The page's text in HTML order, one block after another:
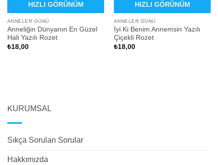
HIZLI GÖRÜNÜM
ANNELER GÜNÜ
Anneliğin Dünyanın En Güzel
Hali Yazılı Rozet
₺18,00
HIZLI GÖRÜNÜM
ANNELER GÜNÜ
İyi Ki Benim Annemsin Yazılı
Çiçekli Rozet
₺18,00
KURUMSAL
Sıkça Sorulan Sorular
Hakkımızda